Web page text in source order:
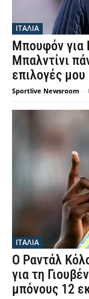
ΙΤΑΛΙΑ
Μπουφόν για
Μπαλντίνι
επιλογές μου
Sportlive Newsroom -
ΙΤΑΛΙΑ
Ο Ραντάλ
για τη
μπόνους 12